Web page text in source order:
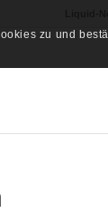
zu und